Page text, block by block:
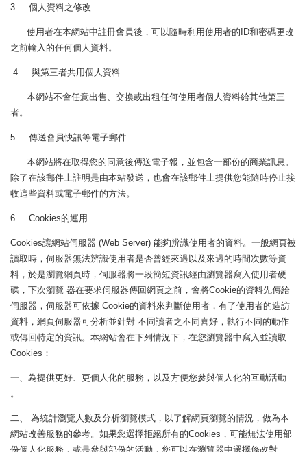
3. 個人資料之修改
使用者在本網站中註冊會員後，可以隨時利用使用者的ID和密碼更改
之前輸入的任何個人資料。
4. 與第三者共用個人資料
本網站不會任意出售、交換或出租任何使用者個人資料給其他第三
者。
5. 傳送會員快訊等電子郵件
本網站將在取得您的同意後傳送電子報，並包含一部份的商業訊息。
除了在該郵件上註明是由本站發送，也會在該郵件上提供您能隨時停止接
收這些資料或電子郵件的方法。
6. Cookies的運用
Cookies讓網站伺服器 (Web Server) 能夠辨識使用者的資料。一般網頁被
讀取時，伺服器無法辨識使用者是否曾經來過以及來過的時間次數等資
料，於是瀏覽網頁時，伺服器將一段簡短資訊經由瀏覽器寫入使用者硬
碟，下次瀏覽 器在要求伺服器傳回網頁之前，會將Cookie的資料先傳給
伺服器，伺服器可依據 Cookie的資料來判斷使用者，有了使用者的造訪
資料，網頁伺服器可分析並針對 不同讀者之不同喜好，執行不同的動作
或傳回特定的資訊。本網站會在下列情況下，在您瀏覽器中寫入並讀取
Cookies：
一、為提供更好、更個人化的服務，以及方便您參與個人化的互動活動
。
二、 為統計瀏覽人數及分析瀏覽模式，以了解網頁瀏覽的情況，做為本
網站改善服務的參考。如果您選擇拒絕所有的Cookies，可能無法使用部
份個人化服務，或是參與部份的活動，您可以在瀏覽器中選擇修改對